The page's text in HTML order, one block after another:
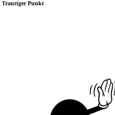
Trauriger Punkt